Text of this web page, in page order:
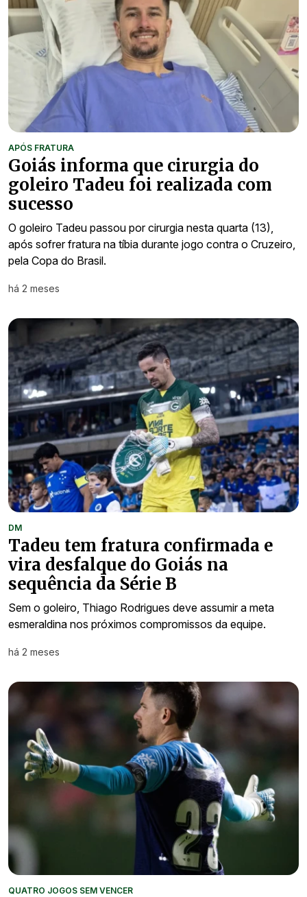
APÓS FRATURA
Goiás informa que cirurgia do
goleiro Tadeu foi realizada com
sucesso
O goleiro Tadeu passou por cirurgia nesta quarta (13),
após sofrer fratura na tíbia durante jogo contra o Cruzeiro,
pela Copa do Brasil.
há 2 meses
DM
Tadeu tem fratura confirmada e
vira desfalque do Goiás na
sequência da Série B
Sem o goleiro, Thiago Rodrigues deve assumir a meta
esmeraldina nos próximos compromissos da equipe.
há 2 meses
QUATRO JOGOS SEM VENCER